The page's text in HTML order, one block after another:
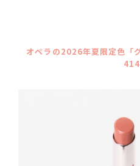
オペラの2026年夏限定色「
414